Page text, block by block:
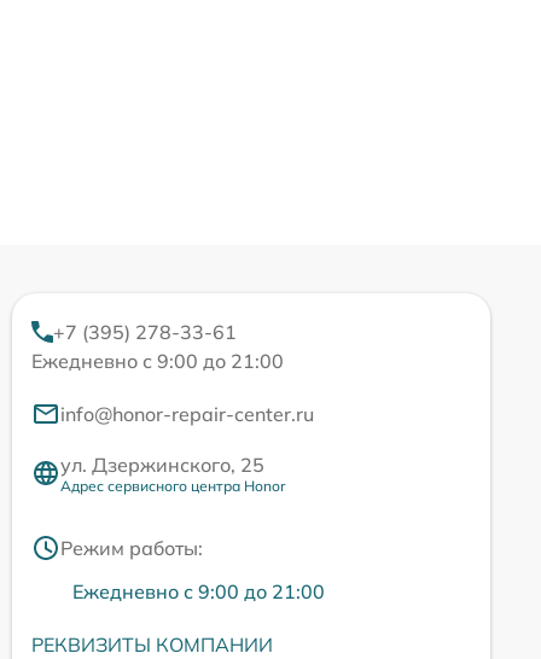
+7 (395) 278-33-61
Ежедневно с 9:00 до 21:00
info@honor-repair-center.ru
ул. Дзержинского, 25
Адрес сервисного центра Honor
Режим работы:
Ежедневно с 9:00 до 21:00
РЕКВИЗИТЫ КОМПАНИИ